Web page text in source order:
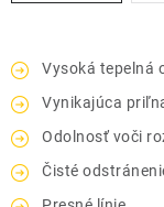
Vysoká tepelná
Vynikajúca
Odolnosť voči
Čisté